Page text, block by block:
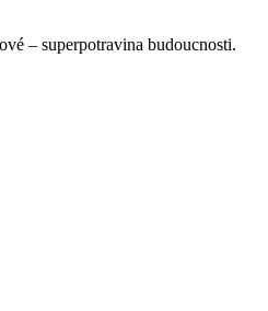
– superpotravina budoucnosti.